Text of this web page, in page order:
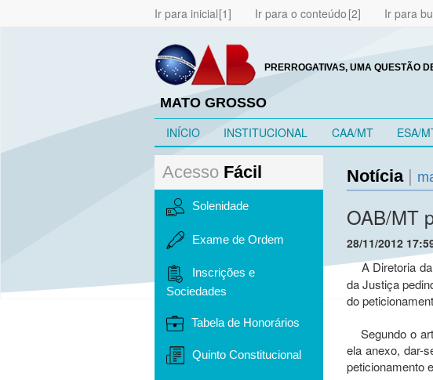
Ir para inicial Ir para o conteúdo Ir para
PRERROGATIVAS, UMA QUESTÃO
MATO GROSSO
INÍCIO INSTITUCIONAL CAA/MT ESA/
Acesso Fácil
Solenidade
Exame de Ordem
Inscrições e
Sociedades
Tabela de Honorários
Quinto Constitucional
Notícia|
OAB/MT
28/11/2012
A Diretoria da
da Justiça
do
Segundo o
ela anexo, dar-
peticionamento